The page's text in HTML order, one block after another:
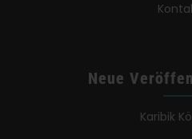
Neue
Karibik